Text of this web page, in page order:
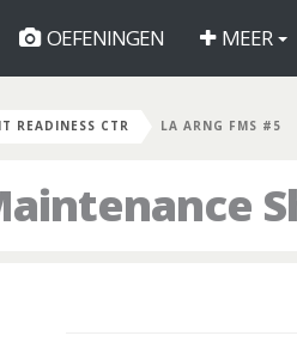
OEFENINGEN MEER
READINESS CTR LA ARNG FMS #5